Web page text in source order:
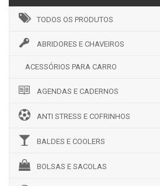
TODOS OS PRODUTOS
ABRIDORES E CHAVEIROS
ACESSÓRIOS PARA CARRO
AGENDAS E CADERNOS
ANTI STRESS E COFRINHOS
BALDES E COOLERS
BOLSAS E SACOLAS